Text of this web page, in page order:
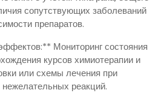
сопутствующих заболеваний
препаратов.
Мониторинг состояния
курсов химиотерапии и
или схемы лечения при
нежелательных реакций.